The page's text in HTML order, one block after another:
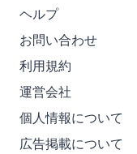
ヘルプ
お問い合わせ
利用規約
運営会社
個人情報について
広告掲載について